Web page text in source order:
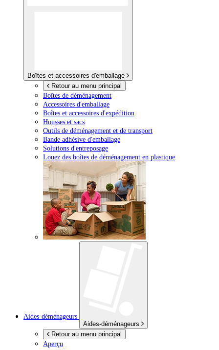
Boîtes et accessoires d'emballage
Retour au menu principal
Boîtes de déménagement
Accessoires d'emballage
Boîtes et accessoires d'expédition
Housses et sacs
Outils de déménagement et de transport
Bande adhésive d'emballage
Solutions d'entreposage
Louez des boîtes de déménagement en plastique
Aides-déménageurs
Aides-déménageurs
Retour au menu principal
Aperçu